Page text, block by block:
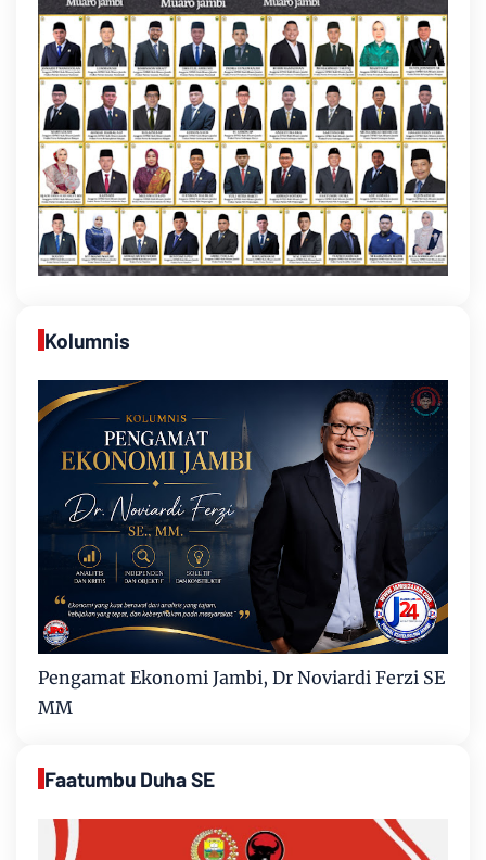
Kolumnis
Pengamat Ekonomi Jambi, Dr Noviardi Ferzi SE
MM
Faatumbu Duha SE